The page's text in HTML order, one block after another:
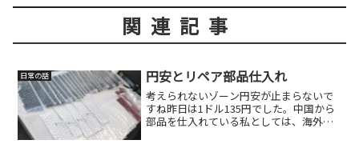
関連記事
日常の話 円安とリペア部品仕入れ
考えられないゾーン円安が止まらないで
すね昨日は1ドル135円でした。中国から
部品を仕入れている私としては、海外送